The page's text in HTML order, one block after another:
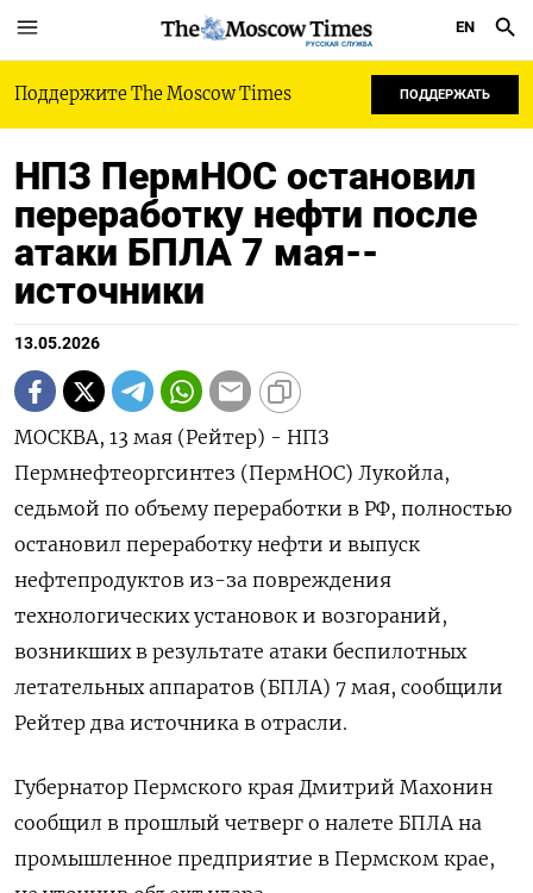
РУССКАЯ СЛУЖБА
EN
Поддержите The Moscow Times ПОДДЕРЖАТЬ
НПЗ ПермНОС остановил
переработку нефти после
атаки БПЛА 7 мая--
источники
13.05.2026
МОСКВА, 13 мая (Рейтер) - НПЗ
Пермнефтеоргсинтез (ПермНОС) Лукойла,
седьмой по объему переработки в РФ, полностью
остановил переработку нефти и выпуск
нефтепродуктов из-за ‌повреждения
технологических установок и возгораний,
возникших в результате атаки беспилотных
летательных аппаратов (БПЛА) 7 мая, сообщили
Рейтер два источника в ​отрасли.
Губернатор Пермского края ​Дмитрий ​Махонин
сообщил в ⁠прошлый четверг о налете БПЛА на
‌промышленное предприятие в Пермском ‌крае,